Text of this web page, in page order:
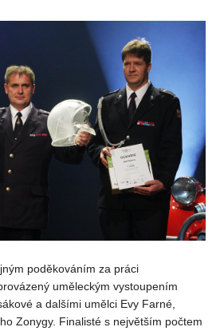
poděkováním za práci
uměleckým vystoupením
a dalšími umělci Evy Farné,
Zonygy. Finalisté s největším počtem